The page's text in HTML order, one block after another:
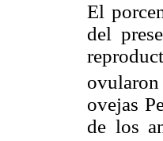
El
del
ovejas
de los